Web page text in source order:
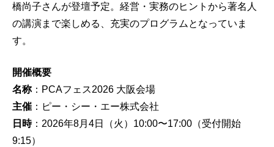
橋尚子さんが登壇予定。経営・実務のヒントから著名人
の講演まで楽しめる、充実のプログラムとなっていま
す。
開催概要
名称：PCAフェス2026 大阪会場
主催 ：ピー・シー・エー株式会社
日時：2026年8月4日（火）10:00〜17:00（受付開始
9:15）